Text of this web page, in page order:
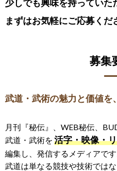
少しでも興味を持っていた
まずはお気軽にご応募くだ
募集
武道・武術の魅力と価値を
月刊『秘伝』、WEB秘伝、
武道・武術を 活字・映像・
編集し、発信するメディアです
武道は単なる競技や技術では